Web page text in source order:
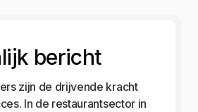
bericht
zijn de drijvende kracht
In de restaurantsector in